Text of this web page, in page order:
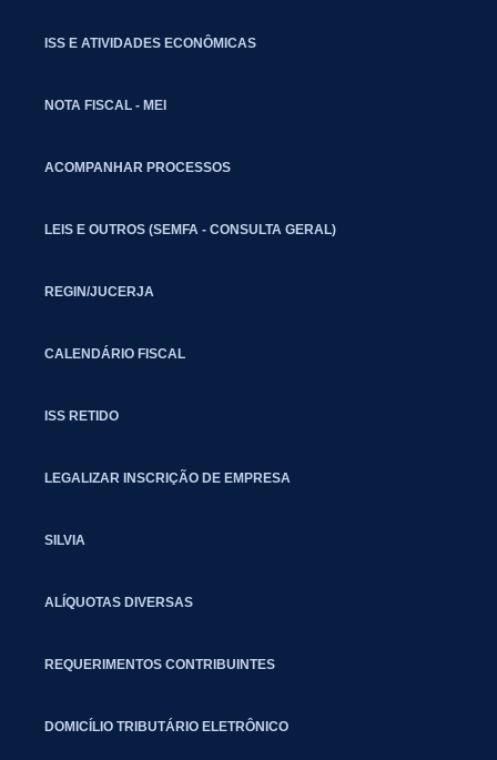
ISS E ATIVIDADES ECONÔMICAS
NOTA FISCAL - MEI
ACOMPANHAR PROCESSOS
LEIS E OUTROS (SEMFA - CONSULTA GERAL)
REGIN/JUCERJA
CALENDÁRIO FISCAL
ISS RETIDO
LEGALIZAR INSCRIÇÃO DE EMPRESA
SILVIA
ALÍQUOTAS DIVERSAS
REQUERIMENTOS CONTRIBUINTES
DOMICÍLIO TRIBUTÁRIO ELETRÔNICO